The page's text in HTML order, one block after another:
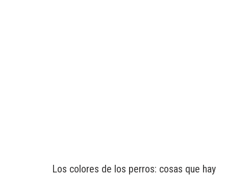
Los colores de los perros: cosas que hay